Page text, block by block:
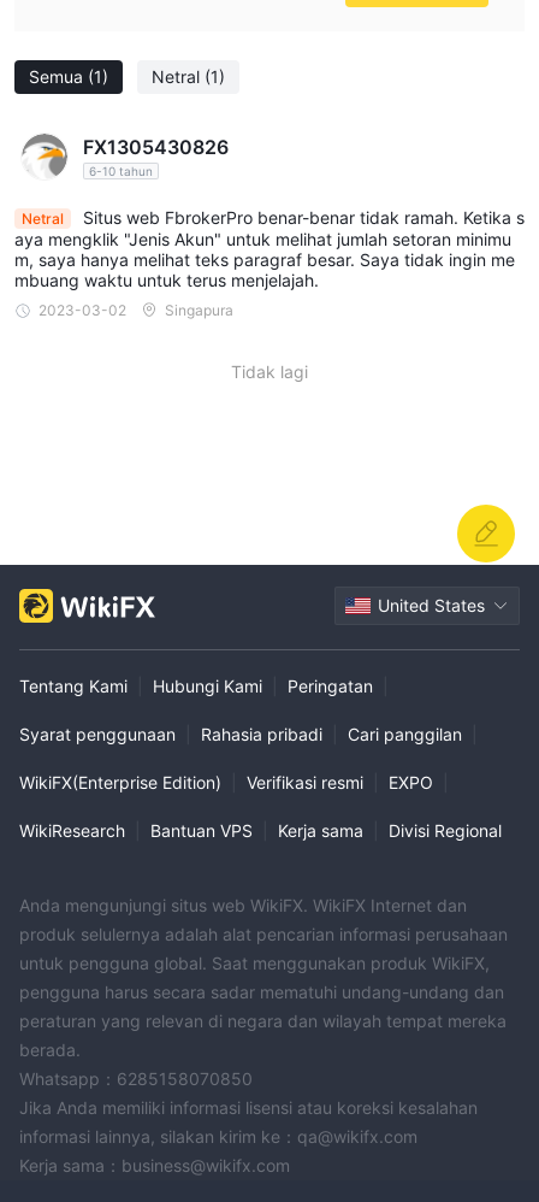
Semua (1) Netral (1)
FX1305430826
6-10 tahun
Netral
Situs web FbrokerPro benar-benar tidak ramah. Ketika s
aya mengklik "Jenis Akun" untuk melihat jumlah setoran minimu
m, saya hanya melihat teks paragraf besar. Saya tidak ingin me
mbuang waktu untuk terus menjelajah.
2023-03-02 Singapura
Tidak lagi
United States
Tentang Kami Hubungi Kami Peringatan
Syarat penggunaan Rahasia pribadi Cari panggilan
WikiFX(Enterprise Edition) Verifikasi resmi EXPO
WikiResearch Bantuan VPS Kerja sama Divisi Regional
Anda mengunjungi situs web WikiFX. WikiFX Internet dan
produk selulernya adalah alat pencarian informasi perusahaan
untuk pengguna global. Saat menggunakan produk WikiFX,
pengguna harus secara sadar mematuhi undang-undang dan
peraturan yang relevan di negara dan wilayah tempat mereka
berada.
Whatsapp：6285158070850
Jika Anda memiliki informasi lisensi atau koreksi kesalahan
informasi lainnya, silakan kirim ke：qa@wikifx.com
Kerja sama：business@wikifx.com